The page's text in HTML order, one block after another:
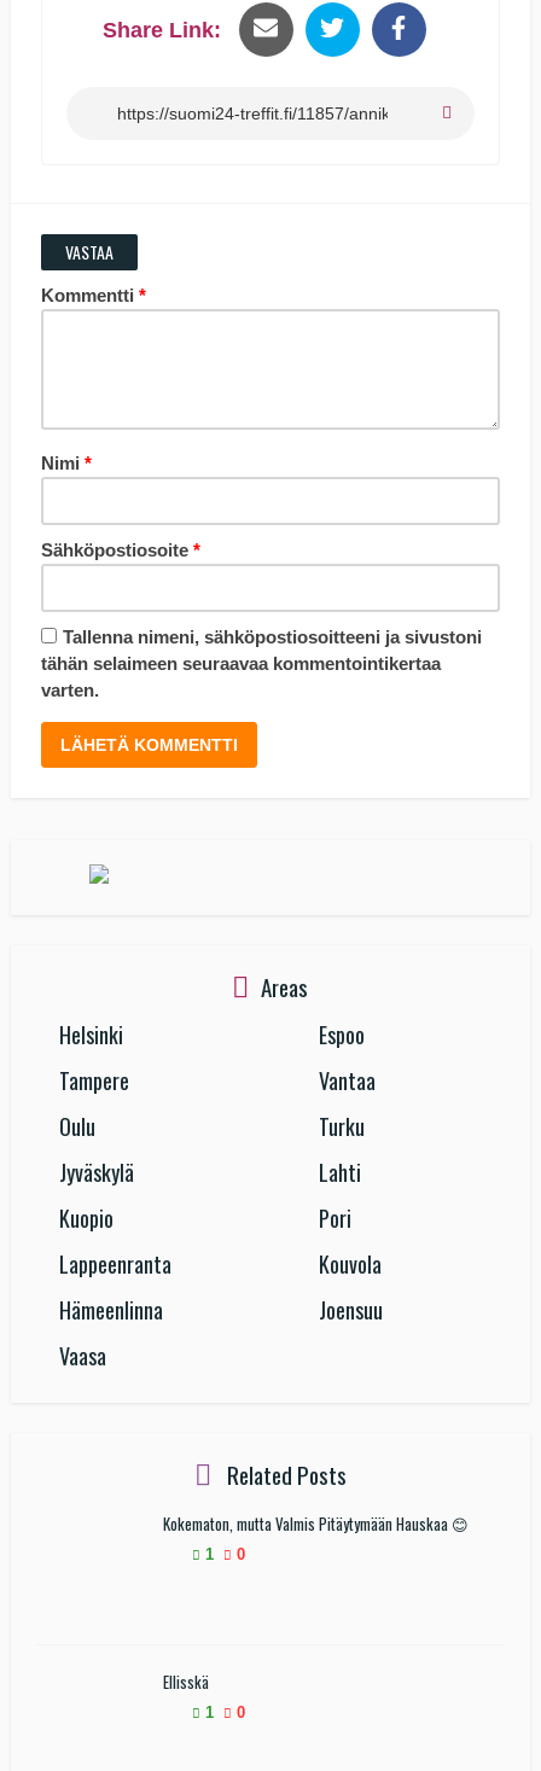
Share Link:
VASTAA
Kommentti *
Nimi *
Sähköpostiosoite *
Tallenna nimeni, sähköpostiosoitteeni ja sivustoni
tähän selaimeen seuraavaa kommentointikertaa
varten.
Areas
Helsinki
Espoo
Tampere
Vantaa
Oulu
Turku
Jyväskylä
Lahti
Kuopio
Pori
Lappeenranta
Kouvola
Hämeenlinna
Joensuu
Vaasa
Related Posts
Kokematon, mutta Valmis Pitäytymään Hauskaa 😊
1 0
Ellisskä
1 0